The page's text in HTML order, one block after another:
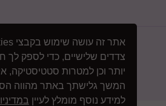
צדדים שלישיים, כדי לספק לך
יותר וכן למטרות סטטיסטיקה,
המשך גלישתך באתר מהווה
למידע נוסף מומלץ לעיין